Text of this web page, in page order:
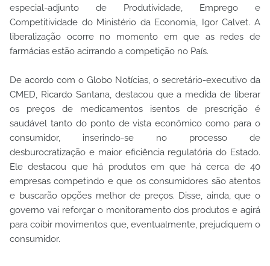
especial-adjunto de Produtividade, Emprego e
Competitividade do Ministério da Economia, Igor Calvet. A
liberalização ocorre no momento em que as redes de
farmácias estão acirrando a competição no País.
De acordo com o Globo Notícias, o secretário-executivo da
CMED, Ricardo Santana, destacou que a medida de liberar
os preços de medicamentos isentos de prescrição é
saudável tanto do ponto de vista econômico como para o
consumidor, inserindo-se no processo de
desburocratização e maior eficiência regulatória do Estado.
Ele destacou que há produtos em que há cerca de 40
empresas competindo e que os consumidores são atentos
e buscarão opções melhor de preços. Disse, ainda, que o
governo vai reforçar o monitoramento dos produtos e agirá
para coibir movimentos que, eventualmente, prejudiquem o
consumidor.